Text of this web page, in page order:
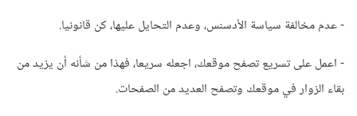
- عدم مخالفة سياسة الأدسنس، وعدم التحايل عليها، كن قانونيا.
- اعمل على تسريع تصفح موقعك، اجعله سريعا، فهذا من شأنه أن يزيد من
بقاء الزوار في موقعك وتصفح العديد من الصفحات.